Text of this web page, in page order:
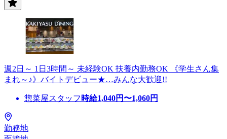
週2日～ 1日3時間～ 未経験OK 扶養内勤務OK 《学生さん集
まれ～♪》バイトデビュー★…みんな大歓迎!!
惣菜屋スタッフ 時給1,040円〜1,060円
勤務地